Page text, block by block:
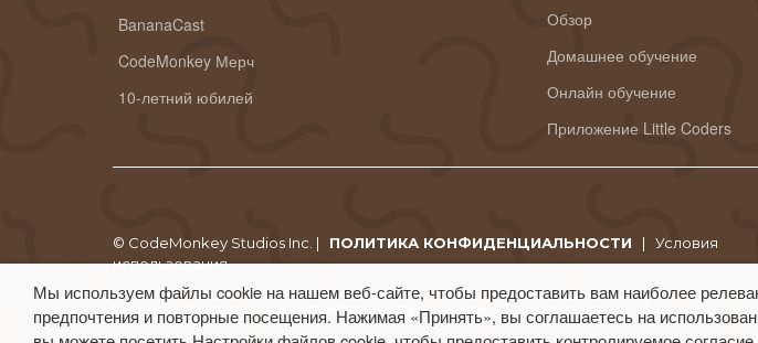
BananaCast
CodeMonkey Мерч
10-летний юбилей
Обзор
Домашнее обучение
Онлайн обучение
Приложение Little Coders
© CodeMonkey Studios Inc. | ПОЛИТИКА КОНФИДЕНЦИАЛЬНОСТИ | Условия
использования
CodeMonkey® является зарегистрированной торговой маркой CodeMonkey Studios Ltd.
Мы используем файлы cookie на нашем веб-сайте, чтобы предоставить вам наиболее
предпочтения и повторные посещения. Нажимая «Принять», вы соглашаетесь на